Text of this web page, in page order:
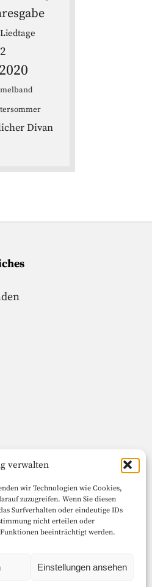
verwalten
wir Technologien wie Cookies,
zuzugreifen. Wenn Sie diesen
Surfverhalten oder eindeutige IDs
nicht erteilen oder
beeinträchtigt werden.
Einstellungen ansehen
Liedtage
Divan